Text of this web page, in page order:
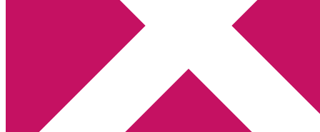
Utskriftscentralen
Min tv-blogg
You are here:Home
Recension: Även vilda hundar av
Ian Rankin